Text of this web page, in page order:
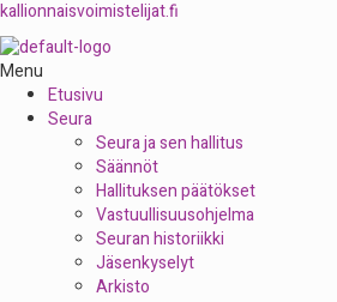
kallionnaisvoimistelijat.fi
Menu
Etusivu
Seura
Seura ja sen hallitus
Säännöt
Hallituksen päätökset
Vastuullisuusohjelma
Seuran historiikki
Jäsenkyselyt
Arkisto